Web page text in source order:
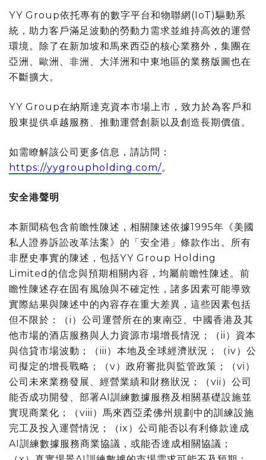
YY Group依托專有的數字平台和物聯網(IoT)驅動系
統，助力客戶滿足波動的勞動力需求並維持高效的運營
環境。除了在新加坡和馬來西亞的核心業務外，集團在
亞洲、歐洲、非洲、大洋洲和中東地區的業務版圖也在
不斷擴大。
YY Group在納斯達克資本市場上市，致力於為客戶和
股東提供卓越服務、推動運營創新以及創造長期價值。
如需瞭解該公司更多信息，請訪問：
https://yygroupholding.com/。
安全港聲明
本新聞稿包含前瞻性陳述，相關陳述依據1995年《美國
私人證券訴訟改革法案》的「安全港」條款作出。所有
非歷史事實的陳述，包括YY Group Holding
Limited的信念與預期相關內容，均屬前瞻性陳述。前
瞻性陳述存在固有風險與不確定性，諸多因素可能導致
實際結果與陳述中的內容存在重大差異，這些因素包括
但不限於：（i）公司運營所在的東南亞、中國香港及其
他市場的酒店服務與人力資源市場增長情況；（ii）資本
與信貸市場波動；（iii）本地及全球經濟狀況；（iv）公
司擬定的增長戰略；（v）政府審批與監管政策；（vi）
公司未來業務發展、經營業績和財務狀況；（vii）公司
能否成功開發、部署AI訓練數據服務及相關基礎設施並
實現商業化；（viii）馬來西亞柔佛州規劃中的訓練設施
完工及投入運營情況；（ix）公司能否以有利條款達成
AI訓練數據服務商業協議，或能否達成相關協議；